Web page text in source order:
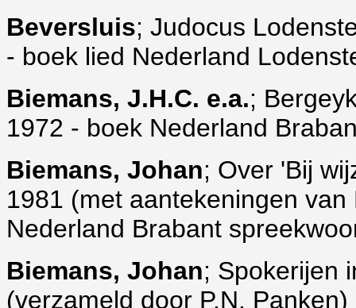
Beversluis; Judocus
- boek lied Nederland
Biemans, J.H.C. e.a.;
1972 - boek Nederland
Biemans, Johan; Over 'Bij
1981 (met aantekeningen
Nederland Brabant
Biemans, Johan; Spokerijen
(verzameld door P.N.